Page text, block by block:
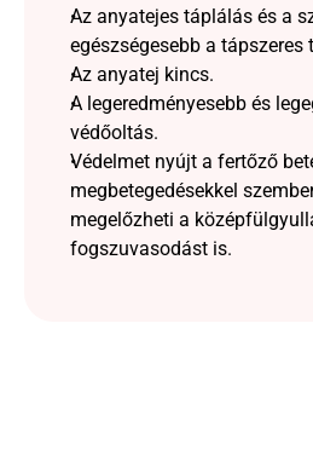
Az anyatejes táplálás és a
egészségesebb a tápszeres
Az anyatej kincs.
A legeredményesebb és
védőoltás.
Védelmet nyújt a fertőző
megbetegedésekkel
megelőzheti a
fogszuvasodást is.